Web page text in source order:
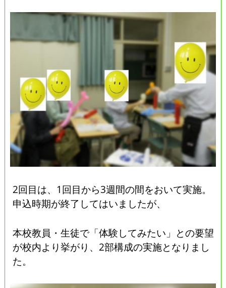
2回目は、1回目から3週間の間をおいて実施。
申込時期が終了してはいましたが、
本校教員・生徒で「体験してみたい」との要望
が校内より挙がり、2部構成の実施となりまし
た。